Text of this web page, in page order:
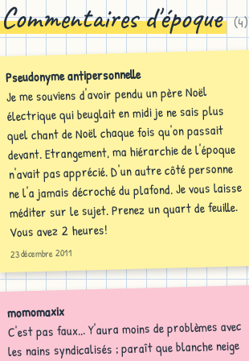
Commentaires d'époque (4)
Pseudonyme antipersonnelle
Je me souviens d'avoir pendu un père Noël
électrique qui beuglait en midi je ne sais plus
quel chant de Noël chaque fois qu'on passait
devant. Etrangement, ma hiérarchie de l'époque
n'avait pas apprécié. D'un autre côté personne
ne l'a jamais décroché du plafond. Je vous laisse
méditer sur le sujet. Prenez un quart de feuille.
Vous avez 2 heures!
23 décembre 2011
momomaxix
C'est pas faux... Y'aura moins de problèmes avec
les nains syndicalisés ; paraît que blanche neige